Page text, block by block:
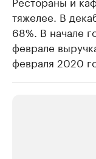
тяжелее. В
68%. В начале
феврале
февраля 2020